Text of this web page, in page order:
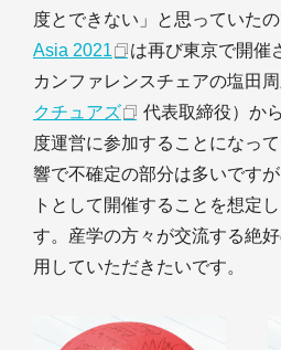
度とできない」と思っていたの
Asia 2021
は再び東京で開催
カンファレンスチェアの塩田
クチュアズ
代表取締役）か
度運営に参加することになっ
響で不確定の部分は多いです
トとして開催することを想定
す。産学の方々が交流する絶
用していただきたいです。